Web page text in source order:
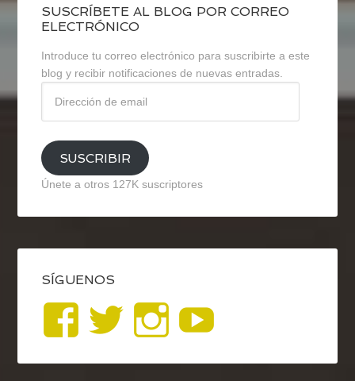
SUSCRÍBETE AL BLOG POR CORREO
ELECTRÓNICO
Introduce tu correo electrónico para suscribirte a este
blog y recibir notificaciones de nuevas entradas.
email
SUSCRIBIR
Únete a otros 127K suscriptores
SÍGUENOS
Ver
perfil
Ver
perfil
Ver
perfil